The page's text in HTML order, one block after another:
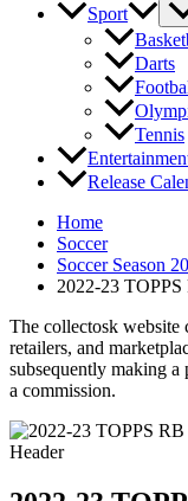
Sport
Darts
Tennis
Release
Home
Soccer
Soccer Season
2022-23
The collectosk website
retailers, and
subsequently making a
a commission.